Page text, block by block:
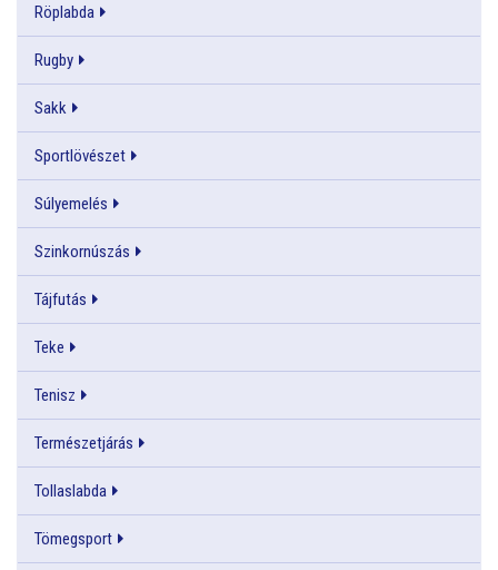
Röplabda
Rugby
Sakk
Sportlövészet
Súlyemelés
Szinkornúszás
Tájfutás
Teke
Tenisz
Természetjárás
Tollaslabda
Tömegsport